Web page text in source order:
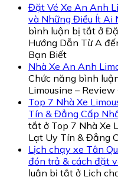
Đặt Vé Xe An Anh
và Những Điều Ít Ai
bình luận bị tắt ở
Hướng Dẫn Từ A
Bạn Biết
Nhà Xe An Anh
Chức năng bình
Limousine –
Top 7 Nhà Xe
Tín & Đẳng Cấp
tắt ở Top 7 Nhà Xe
Lạt Uy Tín & Đẳng
Lịch chạy xe Tân
đón trả & cách đặt
luận bị tắt ở Lịch